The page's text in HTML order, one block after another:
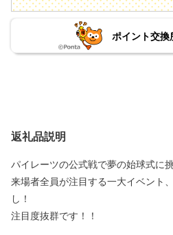
ポイント交換
返礼品説明
パイレーツの公式戦で夢の始球式に
来場者全員が注目する一大イベント
し！
注目度抜群です！！